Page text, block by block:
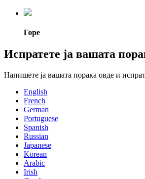
Горе
Испратете ја вашата
Напишете ја вашата порака овде и
English
French
German
Portuguese
Spanish
Russian
Japanese
Korean
Arabic
Irish